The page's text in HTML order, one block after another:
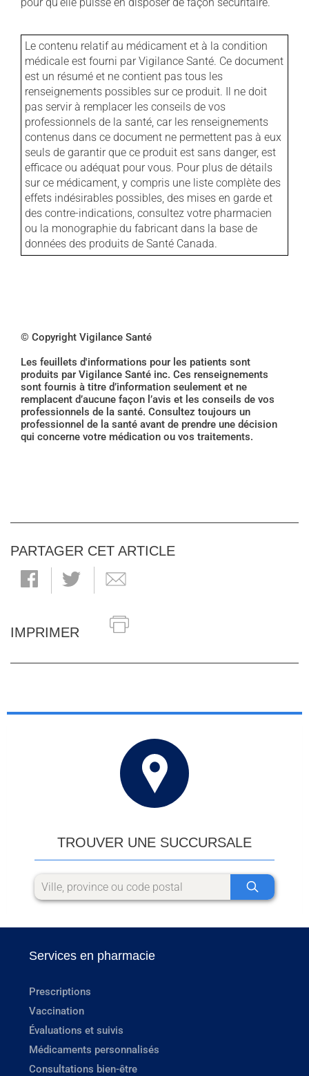
Le contenu relatif au médicament et à la condition
médicale est fourni par Vigilance Santé. Ce document
est un résumé et ne contient pas tous les
renseignements possibles sur ce produit. Il ne doit
pas servir à remplacer les conseils de vos
professionnels de la santé, car les renseignements
contenus dans ce document ne permettent pas à eux
seuls de garantir que ce produit est sans danger, est
efficace ou adéquat pour vous. Pour plus de détails
sur ce médicament, y compris une liste complète des
effets indésirables possibles, des mises en garde et
des contre-indications, consultez votre pharmacien
ou la monographie du fabricant dans la base de
données des produits de Santé Canada.
© Copyright Vigilance Santé
Les feuillets d'informations pour les patients sont
produits par Vigilance Santé inc. Ces renseignements
sont fournis à titre d’information seulement et ne
remplacent d’aucune façon l’avis et les conseils de vos
professionnels de la santé. Consultez toujours un
professionnel de la santé avant de prendre une décision
qui concerne votre médication ou vos traitements.
PARTAGER CET ARTICLE
IMPRIMER
TROUVER UNE SUCCURSALE
Services en pharmacie
Prescriptions
Vaccination
Évaluations et suivis
Médicaments personnalisés
Consultations bien-être